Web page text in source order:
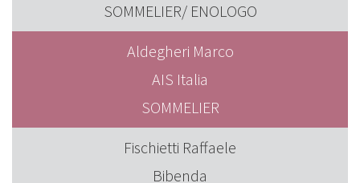
SOMMELIER/ ENOLOGO
Aldegheri Marco
AIS Italia
SOMMELIER
Fischietti Raffaele
Bibenda